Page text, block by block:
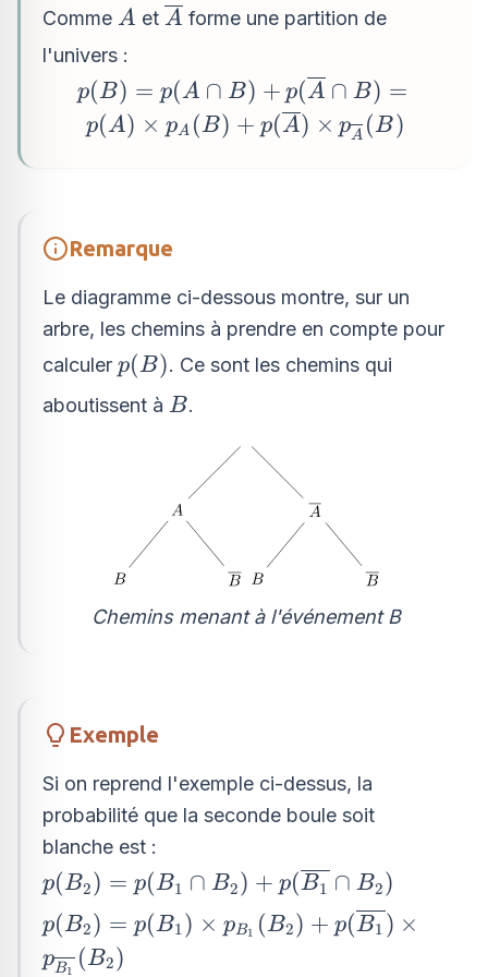
Comme A
A et \overline{A}
A forme une partition de
l'univers :
p(B)=p(A \cap B) +
p(\overline{A} \cap
B)=p(A)\times
p(B) = p(A ∩ B) + p(A ∩ B) =
p(A) × pA (B) + p(A) × pA (B)
Remarque
Le diagramme ci-dessous montre, sur un
arbre, les chemins à prendre en compte pour
calculer p(B)
p(B). Ce sont les chemins qui
aboutissent à B
B.
Chemins menant à l'événement B
Exemple
Si on reprend l'exemple ci-dessus, la
probabilité que la seconde boule soit
blanche est :
p(B_{2})=p(B_{1}
\cap B_{2}) +
p(\overline{B_{1}}
\cap B_{2})
p(B2) = p(B1 ∩ B2) + p(B1 ∩ B2)
p(B_{2})=p(B_{1})\times
p_{B_{1}}(B_{2}) +
p(B2) = p(B1) × pB1 (B2) + p(B1 ) ×
pB1 (B2)